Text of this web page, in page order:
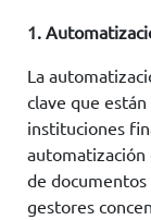
1.
La
clave que
instituciones
automatización
de
gestores